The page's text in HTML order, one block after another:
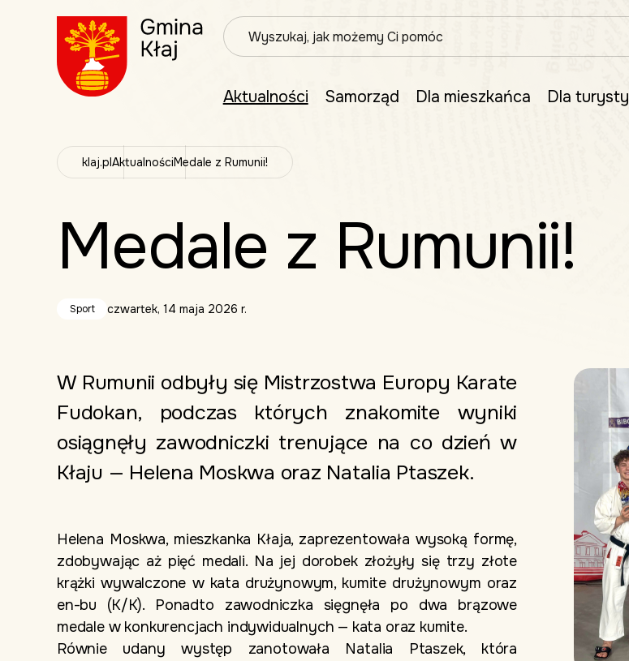
Wpisz szukaną frazę
Aktualności Samorząd Dla mieszkańca Dla turysty
klaj.plAktualnościMedale z Rumunii!
Medale z Rumunii!
Sport czwartek, 14 maja 2026 r.
W Rumunii odbyły się Mistrzostwa Europy Karate
Fudokan, podczas których znakomite wyniki
osiągnęły zawodniczki trenujące na co dzień w
Kłaju — Helena Moskwa oraz Natalia Ptaszek.
Helena Moskwa, mieszkanka Kłaja, zaprezentowała wysoką formę,
zdobywając aż pięć medali. Na jej dorobek złożyły się trzy złote
krążki wywalczone w kata drużynowym, kumite drużynowym oraz
en-bu (K/K). Ponadto zawodniczka sięgnęła po dwa brązowe
medale w konkurencjach indywidualnych — kata oraz kumite.
Równie udany występ zanotowała Natalia Ptaszek, która